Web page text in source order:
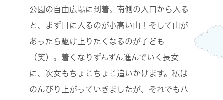
公園の自由広場に到着。南側の入口から入る
と、まず目に入るのが小高い山！そして山が
あったら駆け上りたくなるのが子ども
（笑）。着くなりずんずん進んでいく長女
に、次女もちょこちょこ追いかけます。私は
のんびり上がっていきましたが、それでもハ